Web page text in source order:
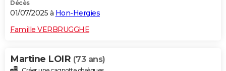
Décès
01/07/2025 à Hon-Hergies
Famille VERBRUGGHE
Martine LOIR (73 ans)